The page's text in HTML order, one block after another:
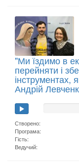
"Ми їздимо в
перейняти і
інструментах,
Андрій
Створено:
Програма:
Гість:
Ведучий: